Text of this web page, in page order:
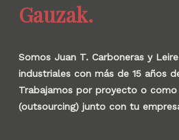
Gauzak.
Somos Juan T. Carboneras y
industriales con más de 15 años
Trabajamos por proyecto o
(outsourcing) junto con tu